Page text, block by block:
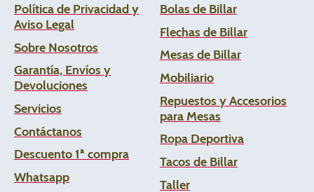
Política de Privacidad y
Aviso Legal
Sobre Nosotros
Garantía, Envíos y
Devoluciones
Servicios
Contáctanos
Descuento 1ª compra
Whatsapp
Bolas de Billar
Flechas de Billar
Mesas de Billar
Mobiliario
Repuestos y Accesorios
para Mesas
Ropa Deportiva
Tacos de Billar
Taller